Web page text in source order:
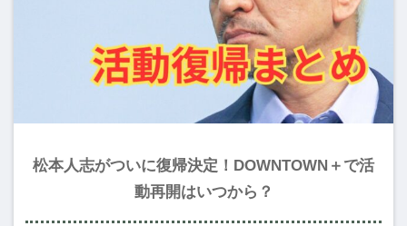
松本人志がついに復帰決定！DOWNTOWN＋で活
動再開はいつから？